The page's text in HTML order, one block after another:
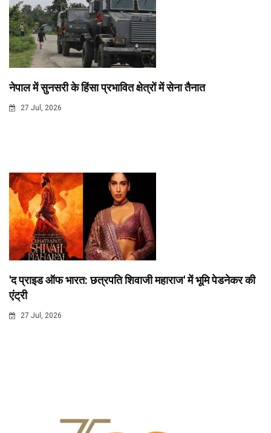
नेपाल में सुनसरी के हिंसा प्रभावित क्षेत्रों में सेना तैनात
27 Jul, 2026
'द प्राइड ऑफ भारत: छत्रपति शिवाजी महाराज' में भूमि पेडनेकर की
एंट्री
27 Jul, 2026